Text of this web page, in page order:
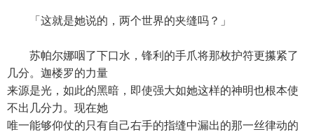
「这就是她说的，两个世界的夹缝吗？」
苏帕尔娜咽了下口水，锋利的手爪将那枚护符更攥紧了
几分。迦楼罗的力量
来源是光，如此的黑暗，即使强大如她这样的神明也根本使
不出几分力。现在她
唯一能够仰仗的只有自己右手的指缝中漏出的那一丝律动的